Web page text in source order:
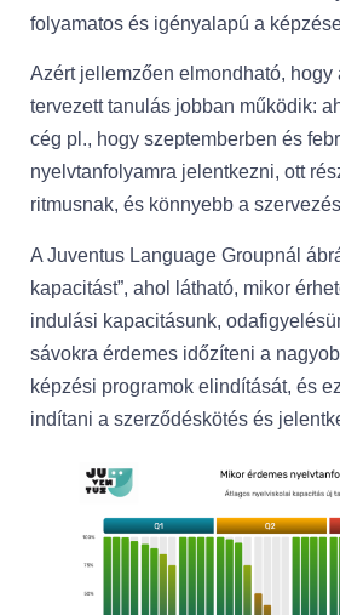
folyamatos és igényalapú a
Azért jellemzően elmondható, hogy
tervezett tanulás jobban működik:
cég pl., hogy szeptemberben és
nyelvtanfolyamra jelentkezni, ott
ritmusnak, és könnyebb a
A Juventus Language Groupnál
kapacitást”, ahol látható, mikor
indulási kapacitásunk,
sávokra érdemes időzíteni a
képzési programok elindítását, és
indítani a szerződéskötés és